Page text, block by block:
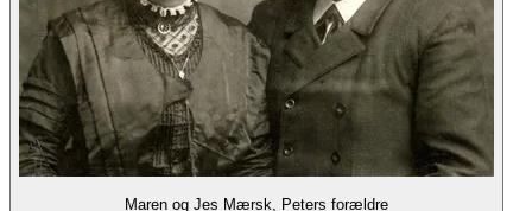
Maren og Jes Mærsk, Peters forældre